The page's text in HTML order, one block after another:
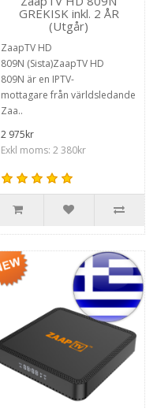
GREKISK inkl. 2 ÅR
(Utgår)
ZaapTV HD
809N (Sista)ZaapTV HD
809N är en IPTV-
mottagare från världsledande
Zaa..
2 975kr
Exkl moms: 2 380kr